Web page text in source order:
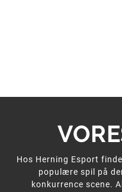
Hos Herning Esport
populære spil på
konkurrence scene.